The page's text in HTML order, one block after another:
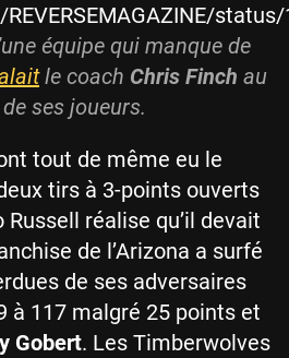
équipe qui manque de
le coach Chris Finch au
ses joueurs.
tout de même eu le
tirs à 3-points ouverts
Russell réalise qu’il devait
de l’Arizona a surfé
de ses adversaires
à 117 malgré 25 points et
Gobert. Les Timberwolves